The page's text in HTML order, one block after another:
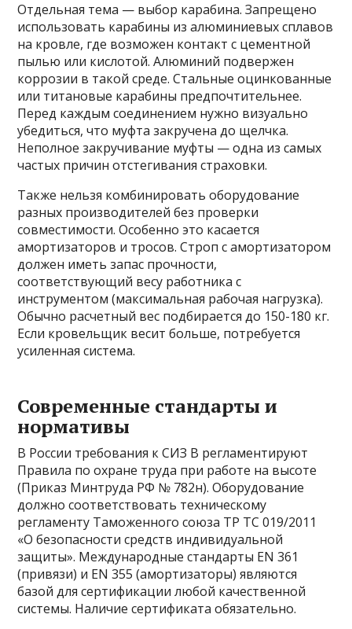
Отдельная тема — выбор карабина. Запрещено
использовать карабины из алюминиевых сплавов
на кровле, где возможен контакт с цементной
пылью или кислотой. Алюминий подвержен
коррозии в такой среде. Стальные оцинкованные
или титановые карабины предпочтительнее.
Перед каждым соединением нужно визуально
убедиться, что муфта закручена до щелчка.
Неполное закручивание муфты — одна из самых
частых причин отстегивания страховки.
Также нельзя комбинировать оборудование
разных производителей без проверки
совместимости. Особенно это касается
амортизаторов и тросов. Строп с амортизатором
должен иметь запас прочности,
соответствующий весу работника с
инструментом (максимальная рабочая нагрузка).
Обычно расчетный вес подбирается до 150-180 кг.
Если кровельщик весит больше, потребуется
усиленная система.
Современные стандарты и
нормативы
В России требования к СИЗ В регламентируют
Правила по охране труда при работе на высоте
(Приказ Минтруда РФ № 782н). Оборудование
должно соответствовать техническому
регламенту Таможенного союза ТР ТС 019/2011
«О безопасности средств индивидуальной
защиты». Международные стандарты EN 361
(привязи) и EN 355 (амортизаторы) являются
базой для сертификации любой качественной
системы. Наличие сертификата обязательно.